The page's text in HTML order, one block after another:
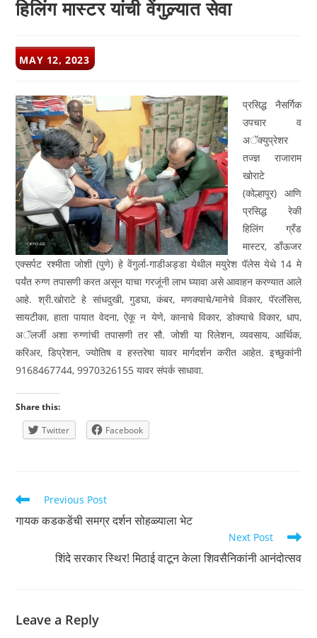
हिलिंग मास्टर यांची वेंगुल्र्यात सेवा
POST
PUBLISHED:
MAY 12, 2023
प्रसिद्ध नैसर्गिक
उपचार व
अॅक्युप्रेशर
तज्ज्ञ राजाराम
खोराटे
(कोल्हापूर) आणि
प्रसिद्ध रेकी
हिलिंग ग्रँड
मास्टर, डाँऊजर
एक्सर्पट रश्मीता जोशी (पुणे) हे वेंगुर्ला-गाडीअड्डा येथील मयुरेश पॅलेस येथे 14 मे
पर्यंत रुग्ण तपासणी करत असून याचा गरजूंनी लाभ घ्यावा असे आवाहन करण्यात आले
आहे. श्री.खोराटे हे सांधदुखी, गुडघा, कंबर, मणक्याचे/मानेचे विकार, पॅरलॅसिस,
सायटीका, हाता पायात वेदना, ऐकू न येणे, कानाचे विकार, डोक्याचे विकार, धाप,
अॅलर्जी अशा रुग्णांची तपासणी तर सौ. जोशी या रिलेशन, व्यवसाय, आर्थिक,
करिअर, डिप्रेशन, ज्योतिष व हस्तरेषा यावर मार्गदर्शन करीत आहेत. इच्छुकांनी
9168467744, 9970326155 यावर संपर्क साधावा.
Share this:
Twitter
Facebook
Read
articles
Previous Post
गायक कडकडेंची समग्र दर्शन सोहळ्याला भेट
Next Post
शिंदे सरकार स्थिर! मिठाई वाटून केला शिवसैनिकांनी आनंदोत्सव
Leave a Reply